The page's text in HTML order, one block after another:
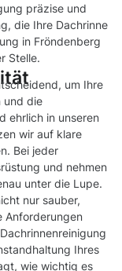
präzise und
die Ihre Dachrinne
in Fröndenberg
Stelle.
um Ihre
und die
ehrlich in unseren
wir auf klare
Bei jeder
und nehmen
unter die Lupe.
nur sauber,
Anforderungen
Ihres
wie wichtig es